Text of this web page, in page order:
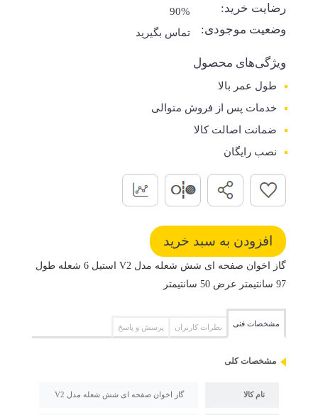
رضایت خرید: 90%
وضعیت موجودی: تماس بگیرید
ویژگی‌های محصول
طول عمر بالا
خدمات پس از فروش متوالی
ضمانت اصالت کالا
نصب رایگان
گاز اخوان صفحه ای شش شعله مدل V2 استیل 6 شعله طول
97 سانتیمتر عرض 50 سانتیمتر
مشخصات فنی نظرات کاربران پرسش و پاسخ
مشخصات کلی
نام کالا گاز اخوان صفحه ای شش شعله مدل V2